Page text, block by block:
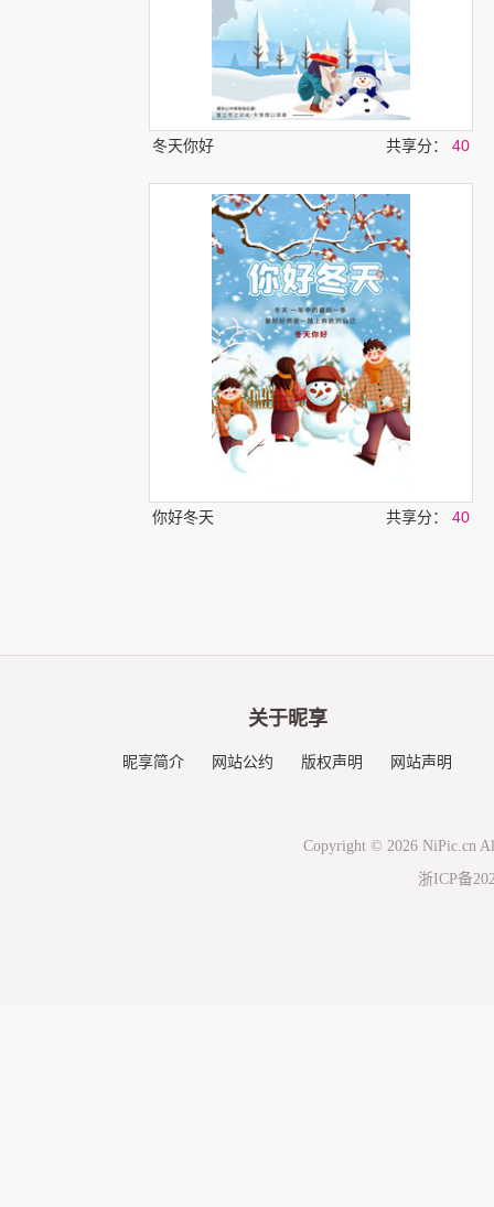
冬天你好 共享分： 40
你好冬天 共享分： 40
关于昵享
昵享简介 网站公约 版权声明 网站声明
Copyright © 2026 NiPic.cn
浙ICP备